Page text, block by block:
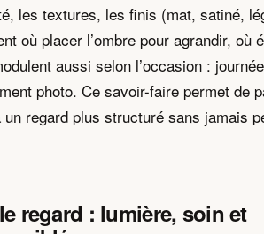
les textures, les finis (mat, satiné,
où placer l’ombre pour agrandir, où
aussi selon l’occasion :
photo. Ce savoir-faire permet de
un regard plus structuré sans jamais
regard : lumière, soin et